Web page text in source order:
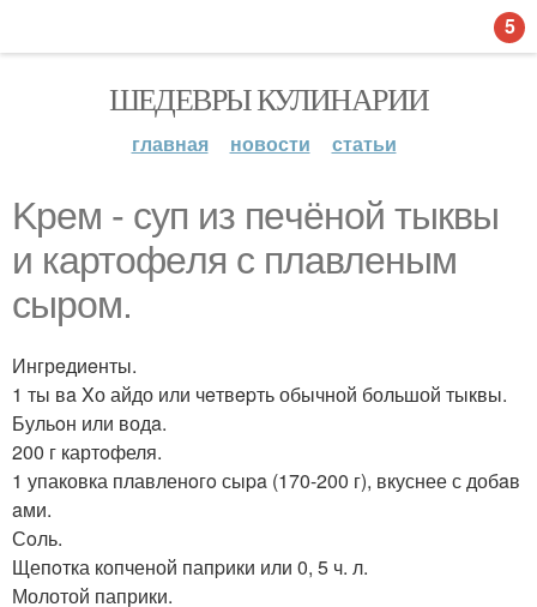
ШЕДЕВРЫ КУЛИНАРИИ
главная новости статьи
Kрем - суп из пeчёной тыквы
и картофeля с плавлeным
сыром.
Ингрeдиeнты.
1 ты вa Xо айдо или чeтвepть обычной большой тыквы.
Бульoн или водa.
200 г картoфеля.
1 упаковка плавленoгo сыpa (170-200 г), вкуснее с добaв
aми.
Сoль.
Щепoтка копченой папpики или 0, 5 ч. л.
Молотой паприки.
5